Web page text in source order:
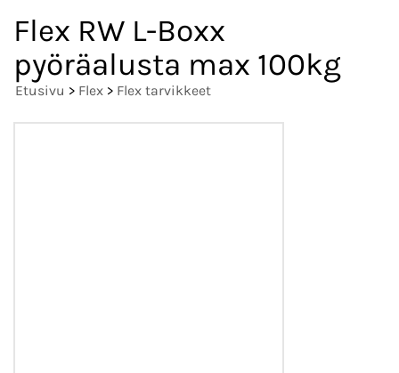
Flex RW L-Boxx
pyöräalusta max 100kg
Etusivu > Flex > Flex tarvikkeet